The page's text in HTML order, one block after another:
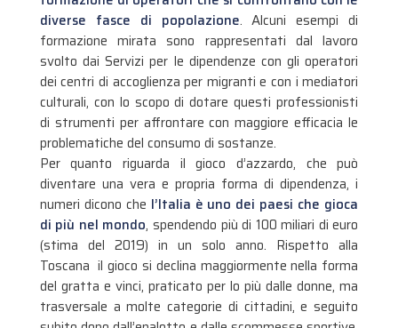
diverse fasce di popolazione. Alcuni esempi di
formazione mirata sono rappresentati dal lavoro
svolto dai Servizi per le dipendenze con gli operatori
dei centri di accoglienza per migranti e con i mediatori
culturali, con lo scopo di dotare questi professionisti
di strumenti per affrontare con maggiore efficacia le
problematiche del consumo di sostanze.
Per quanto riguarda il gioco d’azzardo, che può
diventare una vera e propria forma di dipendenza, i
numeri dicono che l’Italia è uno dei paesi che gioca
di più nel mondo, spendendo più di 100 miliari di euro
(stima del 2019) in un solo anno. Rispetto alla
Toscana il gioco si declina maggiormente nella forma
del gratta e vinci, praticato per lo più dalle donne, ma
trasversale a molte categorie di cittadini, e seguito